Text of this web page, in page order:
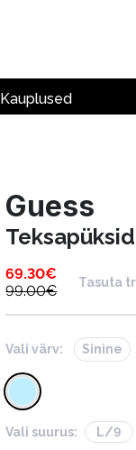
Kauplused
Guess
69.30€
99.00€
Tasuta
Vali värv: Sinine
Vali suurus: L/9